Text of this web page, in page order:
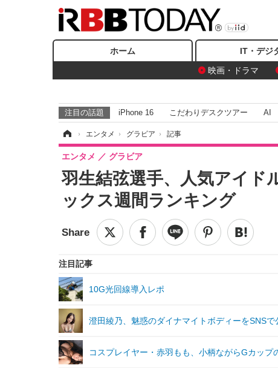
ホーム IT・デジ
映画・ドラマ
注目の話題 iPhone 16 こだわりデスクツアー AI
› エンタメ › グラビア › 記事
羽生結弦選手、人気アイド
ックス週間ランキング
エンタメ グラビア
注目記事
10G光回線導入レポ
澄田綾乃、魅惑のダイナマイトボディーをSNSで
コスプレイヤー・赤羽もも、小柄ながらGカッ